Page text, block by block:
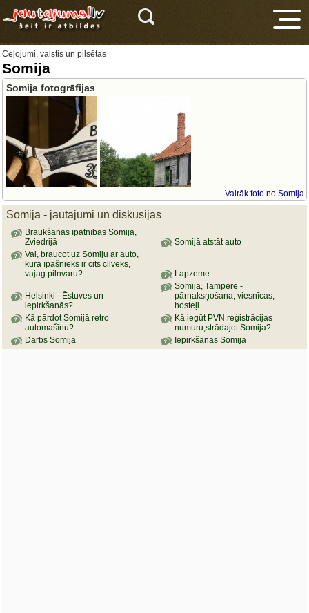
Ceļojumi, valstis un pilsētas
Somija
Somija fotogrāfijas
Vairāk foto no Somija
Somija - jautājumi un diskusijas
Braukšanas īpatnības Somijā,
Zviedrijā
Somijā atstāt auto
Vai, braucot uz Somiju ar auto,
kura īpašnieks ir cits cilvēks,
vajag pilnvaru?
Lapzeme
Helsinki - Ēstuves un
iepirkšanās?
Somija, Tampere -
pārnaksņošana, viesnīcas,
hosteļi
Kā pārdot Somijā retro
automašīnu?
Kā iegūt PVN reģistrācijas
numuru,strādajot Somija?
Darbs Somijā
Iepirkšanās Somijā